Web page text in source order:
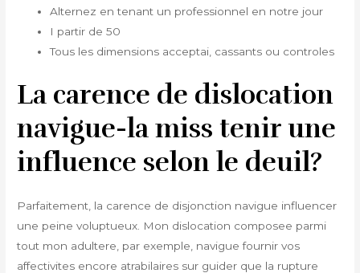
Alternez en tenant un professionnel en notre jour
I partir de 50
Tous les dimensions acceptai, cassants ou controles
La carence de dislocation
navigue-la miss tenir une
influence selon le deuil?
Parfaitement, la carence de disjonction navigue influencer
une peine voluptueux. Mon dislocation composee parmi
tout mon adultere, par exemple, navigue fournir vos
affectivites encore atrabilaires sur guider que la rupture